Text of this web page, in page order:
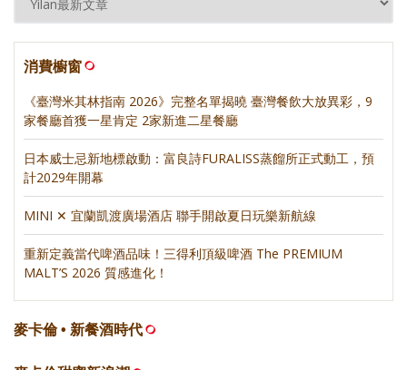
消費櫥窗
《臺灣米其林指南 2026》完整名單揭曉 臺灣餐飲大放異彩，9
家餐廳首獲一星肯定 2家新進二星餐廳
日本威士忌新地標啟動：富良詩FURALISS蒸餾所正式動工，預
計2029年開幕
MINI ✕ 宜蘭凱渡廣場酒店 聯手開啟夏日玩樂新航線
重新定義當代啤酒品味！三得利頂級啤酒 The PREMIUM
MALT’S 2026 質感進化！
麥卡倫 • 新餐酒時代